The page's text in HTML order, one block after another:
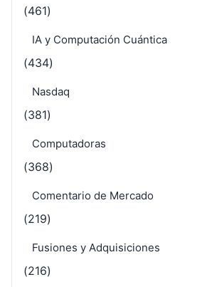
(461)
IA y Computación Cuántica
(434)
Nasdaq
(381)
Computadoras
(368)
Comentario de Mercado
(219)
Fusiones y Adquisiciones
(216)